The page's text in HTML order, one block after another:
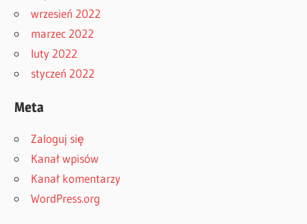
wrzesień 2022
marzec 2022
luty 2022
styczeń 2022
Meta
Zaloguj się
Kanał wpisów
Kanał komentarzy
WordPress.org